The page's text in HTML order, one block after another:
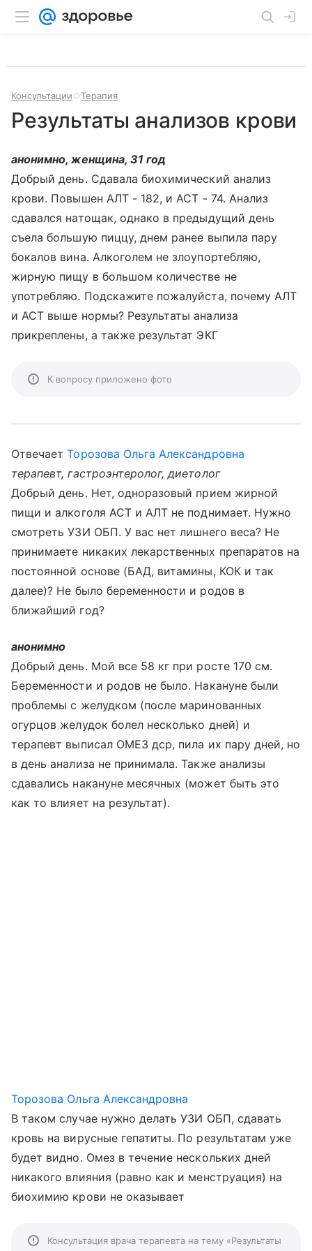
Консультации Терапия
Результаты анализов крови
анонимно, женщина, 31 год
Добрый день. Сдавала биохимический анализ
крови. Повышен АЛТ - 182, и АСТ - 74. Анализ
сдавался натощак, однако в предыдущий день
съела большую пиццу, днем ранее выпила пару
бокалов вина. Алкоголем не злоупортебляю,
жирную пищу в большом количестве не
употребляю. Подскажите пожалуйста, почему АЛТ
и АСТ выше нормы? Результаты анализа
прикреплены, а также результат ЭКГ
К вопросу приложено фото
ОтвечаетТорозова Ольга Александровна
терапевт, гастроэнтеролог, диетолог
Добрый день. Нет, одноразовый прием жирной
пищи и алкоголя АСТ и АЛТ не поднимает. Нужно
смотреть УЗИ ОБП. У вас нет лишнего веса? Не
принимаете никаких лекарственных препаратов на
постоянной основе (БАД, витамины, КОК и так
далее)? Не было беременности и родов в
ближайший год?
анонимно
Добрый день. Мой все 58 кг при росте 170 см.
Беременности и родов не было. Накануне были
проблемы с желудком (после маринованных
огурцов желудок болел несколько дней) и
терапевт выписал ОМЕЗ дср, пила их пару дней, но
в день анализа не принимала. Также анализы
сдавались накануне месячных (может быть это
как то влияет на результат).
Торозова Ольга Александровна
В таком случае нужно делать УЗИ ОБП, сдавать
кровь на вирусные гепатиты. По результатам уже
будет видно. Омез в течение нескольких дней
никакого влияния (равно как и менструация) на
биохимию крови не оказывает
Консультация врача терапевта на тему «Результаты